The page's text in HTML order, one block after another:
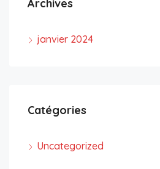
Archives
janvier 2024
Catégories
Uncategorized